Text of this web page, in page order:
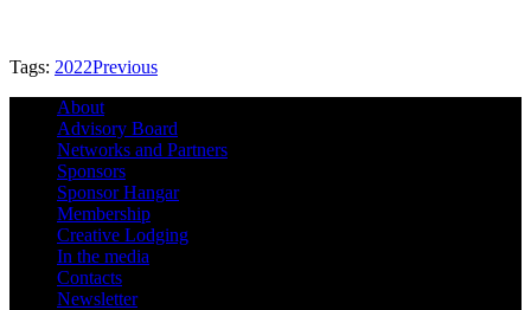
Tags: 2022Previous
About
Advisory Board
Networks and Partners
Sponsors
Sponsor Hangar
Membership
Creative Lodging
In the media
Contacts
Newsletter